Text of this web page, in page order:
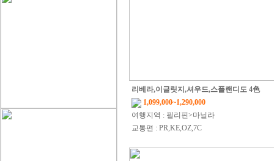
리베라,이글릿지,셔우드,스플랜디도 4色
1,099,000~1,290,000
여행지역 : 필리핀>마닐라
교통편 : PR,KE,OZ,7C